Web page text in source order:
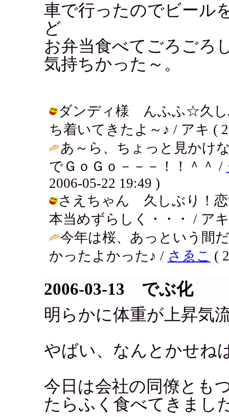
車で行ったのでビール
ど
お弁当食べてごろごろ
気持ちかった～。
ダンディ様 んふふ☆久し
ち着いてきたよ～♪ / アキ (
あ～ら、ちょっと見かけ
でＧｏＧｏ－－－！！＾＾ /
2006-05-22 19:49 )
さえちゃん 久しぶり！恋
本当めずらしく・・・ / ア
今年は桜、あっという間
かったよかった♪ / さゑこ (
2006-03-13 でぶ化
明らかに体重が上昇気
やばい、なんとかせね
今日は会社の同僚とも
たらふく食べてきまし